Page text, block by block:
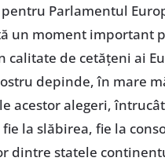
Parlamentul
un moment important
calitate de cetățeni ai
depinde, în mare
acestor alegeri,
la slăbirea, fie la
dintre statele